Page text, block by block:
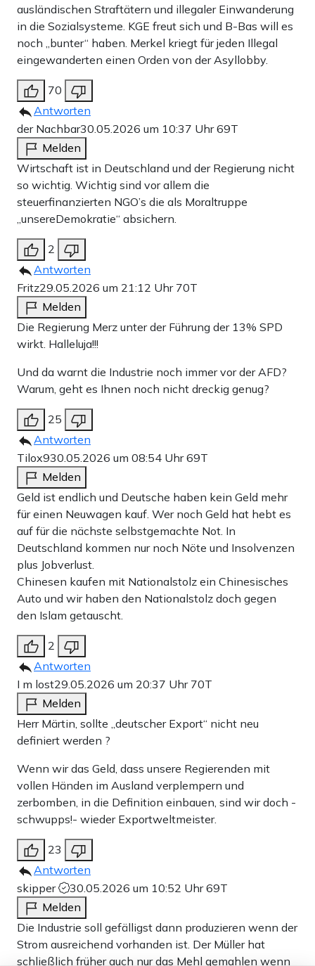
ausländischen Straftätern und illegaler Einwanderung
in die Sozialsysteme. KGE freut sich und B-Bas will es
noch „bunter“ haben. Merkel kriegt für jeden Illegal
eingewanderten einen Orden von der Asyllobby.
70
Antworten
der Nachbar30.05.2026 um 10:37 Uhr69T
Melden
Wirtschaft ist in Deutschland und der Regierung nicht
so wichtig. Wichtig sind vor allem die
steuerfinanzierten NGO’s die als Moraltruppe
„unsereDemokratie“ absichern.
2
Antworten
Fritz29.05.2026 um 21:12 Uhr 70T
Melden
Die Regierung Merz unter der Führung der 13% SPD
wirkt. Halleluja!!!
Und da warnt die Industrie noch immer vor der AFD?
Warum, geht es Ihnen noch nicht dreckig genug?
25
Antworten
Tilox930.05.2026 um 08:54 Uhr69T
Melden
Geld ist endlich und Deutsche haben kein Geld mehr
für einen Neuwagen kauf. Wer noch Geld hat hebt es
auf für die nächste selbstgemachte Not. In
Deutschland kommen nur noch Nöte und Insolvenzen
plus Jobverlust.
Chinesen kaufen mit Nationalstolz ein Chinesisches
Auto und wir haben den Nationalstolz doch gegen
den Islam getauscht.
2
Antworten
I m lost29.05.2026 um 20:37 Uhr 70T
Melden
Herr Märtin, sollte „deutscher Export“ nicht neu
definiert werden ?
Wenn wir das Geld, dass unsere Regierenden mit
vollen Händen im Ausland verplempern und
zerbomben, in die Definition einbauen, sind wir doch -
schwupps!- wieder Exportweltmeister.
23
Antworten
skipper
30.05.2026 um 10:52 Uhr69T
Melden
Die Industrie soll gefälligst dann produzieren wenn der
Strom ausreichend vorhanden ist. Der Müller hat
schließlich früher auch nur das Mehl gemahlen wenn